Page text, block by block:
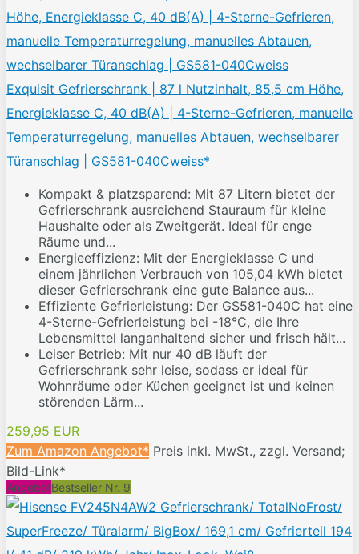
Exquisit Gefrierschrank | 87 l Nutzinhalt, 85,5 cm Höhe,
Energieklasse C, 40 dB(A) | 4-Sterne-Gefrieren, manuelle
Temperaturregelung, manuelles Abtauen, wechselbarer
Türanschlag | GS581-040Cweiss*
Kompakt & platzsparend: Mit 87 Litern bietet der
Gefrierschrank ausreichend Stauraum für kleine
Haushalte oder als Zweitgerät. Ideal für enge
Räume und...
Energieeffizienz: Mit der Energieklasse C und
einem jährlichen Verbrauch von 105,04 kWh bietet
dieser Gefrierschrank eine gute Balance aus...
Effiziente Gefrierleistung: Der GS581-040C hat eine
4-Sterne-Gefrierleistung bei -18°C, die Ihre
Lebensmittel langanhaltend sicher und frisch hält...
Leiser Betrieb: Mit nur 40 dB läuft der
Gefrierschrank sehr leise, sodass er ideal für
Wohnräume oder Küchen geeignet ist und keinen
störenden Lärm...
259,95 EUR
Zum Amazon Angebot* Preis inkl. MwSt., zzgl. Versand;
Bild-Link*
AngebotBestseller Nr. 9